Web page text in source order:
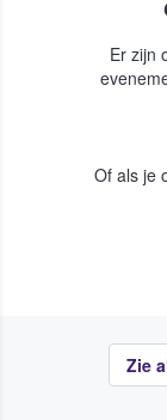
Er zijn
Of als je
Zie